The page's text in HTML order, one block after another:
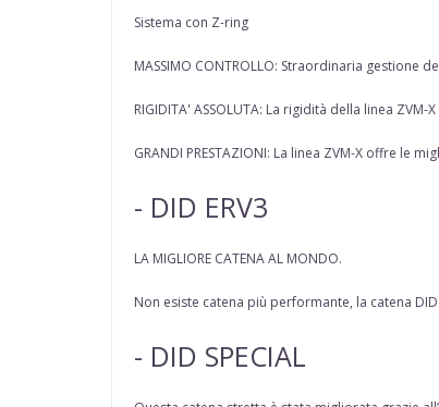
Sistema con Z-ring
MASSIMO CONTROLLO: Straordinaria gestione
RIGIDITA' ASSOLUTA: La rigidità della linea
GRANDI PRESTAZIONI: La linea ZVM-X offre le
- DID ERV3
LA MIGLIORE CATENA AL MONDO.
Non esiste catena più performante, la catena DID
- DID SPECIAL